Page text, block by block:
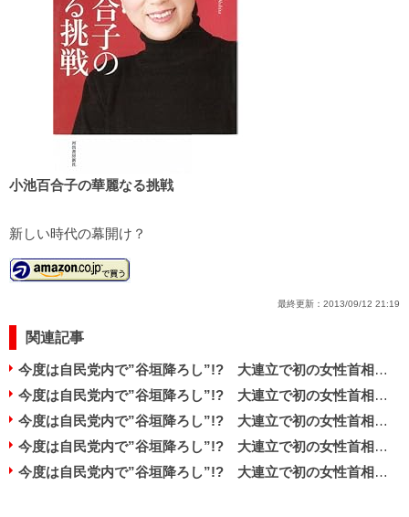
小池百合子の華麗なる挑戦
新しい時代の幕開け？
最終更新： 2013/09/12 21:19
関連記事
今度は自民党内で”谷垣降ろし”!? 大連立で初の女性首相狙い、小池百合子氏擁立の動き
今度は自民党内で”谷垣降ろし”!? 大連立で初の女性首相狙い、小池百合子氏擁立の動き
今度は自民党内で”谷垣降ろし”!? 大連立で初の女性首相狙い、小池百合子氏擁立の動き
今度は自民党内で”谷垣降ろし”!? 大連立で初の女性首相狙い、小池百合子氏擁立の動き
今度は自民党内で”谷垣降ろし”!? 大連立で初の女性首相狙い、小池百合子氏擁立の動き